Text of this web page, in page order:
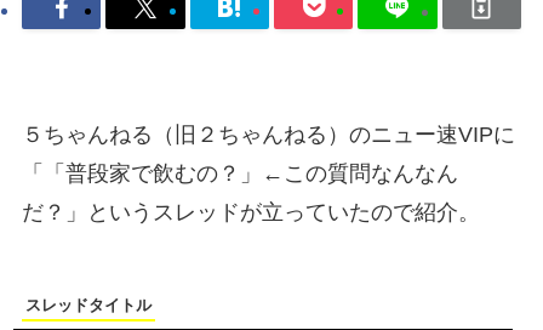
５ちゃんねる（旧２ちゃんねる）のニュー速VIPに
「「普段家で飲むの？」←この質問なんなん
だ？」というスレッドが立っていたので紹介。
スレッドタイトル